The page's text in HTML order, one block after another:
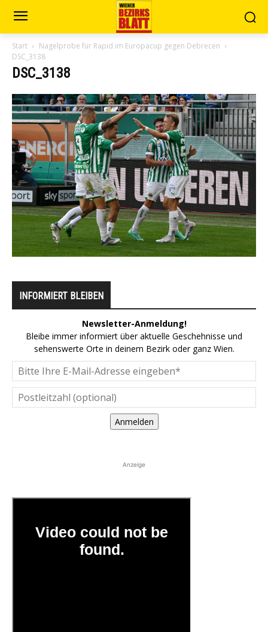
Start
Nagelprobe für Rapid im Europacup gegen Debrecen
DSC_3138
DSC_3138
INFORMIERT BLEIBEN
Newsletter-Anmeldung!
Bleibe immer informiert über aktuelle Geschehnisse und
sehenswerte Orte in deinem Bezirk oder ganz Wien.
Anmelden
Anzeige